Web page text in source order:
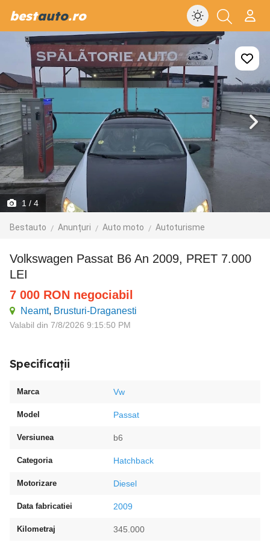
bestauto.ro
1 / 4
Bestauto Anunțuri Auto moto Autoturisme
Volkswagen Passat B6 An 2009, PRET 7.000
LEI
7 000 RON negociabil
Neamt, Brusturi-Draganesti
Valabil din 7/8/2026 9:15:50 PM
Specificații
Marca Vw
Model Passat
Versiunea b6
Categoria Hatchback
Motorizare Diesel
Data fabricatiei 2009
Kilometraj 345.000